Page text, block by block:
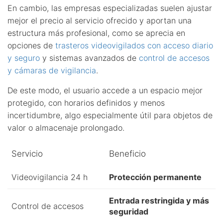
En cambio, las empresas especializadas suelen ajustar
mejor el precio al servicio ofrecido y aportan una
estructura más profesional, como se aprecia en
opciones de trasteros videovigilados con acceso diario
y seguro y sistemas avanzados de control de accesos
y cámaras de vigilancia.
De este modo, el usuario accede a un espacio mejor
protegido, con horarios definidos y menos
incertidumbre, algo especialmente útil para objetos de
valor o almacenaje prolongado.
Servicio Beneficio
Videovigilancia 24 h Protección permanente
Control de accesos
Entrada restringida y más
seguridad